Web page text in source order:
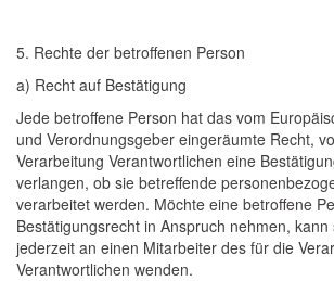
5. Rechte der betroffenen Person
a) Recht auf Bestätigung
Jede betroffene Person hat das vom
und Verordnungsgeber eingeräumte Recht,
Verarbeitung Verantwortlichen eine
verlangen, ob sie betreffende
verarbeitet werden. Möchte eine betroffene
Bestätigungsrecht in Anspruch nehmen, kann
jederzeit an einen Mitarbeiter des für die
Verantwortlichen wenden.